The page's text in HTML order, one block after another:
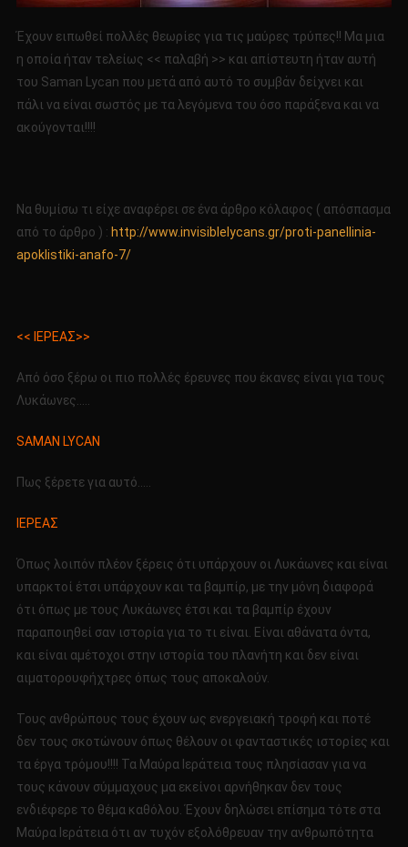
Έχουν ειπωθεί πολλές θεωρίες για τις μαύρες τρύπες!! Μα μια
η οποία ήταν τελείως << παλαβή >> και απίστευτη ήταν αυτή
του Saman Lycan που μετά από αυτό το συμβάν δείχνει και
πάλι να είναι σωστός με τα λεγόμενα του όσο παράξενα και να
ακούγονται!!!!
Να θυμίσω τι είχε αναφέρει σε ένα άρθρο κόλαφος ( απόσπασμα
από το άρθρο ) : http://www.invisiblelycans.gr/proti-panellinia-
apoklistiki-anafo-7/
<< ΙΕΡΕΑΣ>>
Από όσο ξέρω οι πιο πολλές έρευνες που έκανες είναι για τους
Λυκάωνες…..
SAMAN LYCAN
Πως ξέρετε για αυτό…..
ΙΕΡΕΑΣ
Όπως λοιπόν πλέον ξέρεις ότι υπάρχουν οι Λυκάωνες και είναι
υπαρκτοί έτσι υπάρχουν και τα βαμπίρ, με την μόνη διαφορά
ότι όπως με τους Λυκάωνες έτσι και τα βαμπίρ έχουν
παραποιηθεί σαν ιστορία για το τι είναι. Είναι αθάνατα όντα,
και είναι αμέτοχοι στην ιστορία του πλανήτη και δεν είναι
αιματορουφήχτρες όπως τους αποκαλούν.
Τους ανθρώπους τους έχουν ως ενεργειακή τροφή και ποτέ
δεν τους σκοτώνουν όπως θέλουν οι φανταστικές ιστορίες και
τα έργα τρόμου!!!! Τα Μαύρα Ιεράτεια τους πλησίασαν για να
τους κάνουν σύμμαχους μα εκείνοι αρνήθηκαν δεν τους
ενδιέφερε το θέμα καθόλου. Έχουν δηλώσει επίσημα τότε στα
Μαύρα Ιεράτεια ότι αν τυχόν εξολόθρευαν την ανθρωπότητα